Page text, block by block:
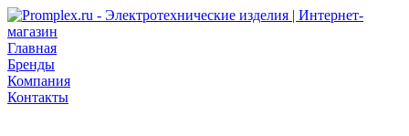
Главная
Бренды
Компания
Контакты